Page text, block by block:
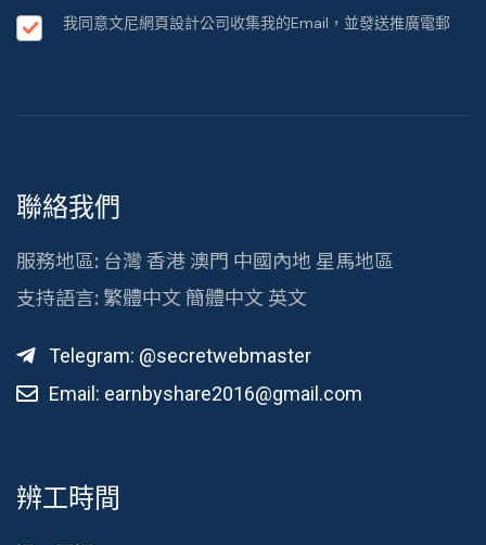
我同意文尼網頁設計公司收集我的Email，並發送推廣電郵
聯絡我們
服務地區: 台灣 香港 澳門 中國內地 星馬地區
支持語言: 繁體中文 簡體中文 英文
Telegram: @secretwebmaster
Email: earnbyshare2016@gmail.com
辨工時間